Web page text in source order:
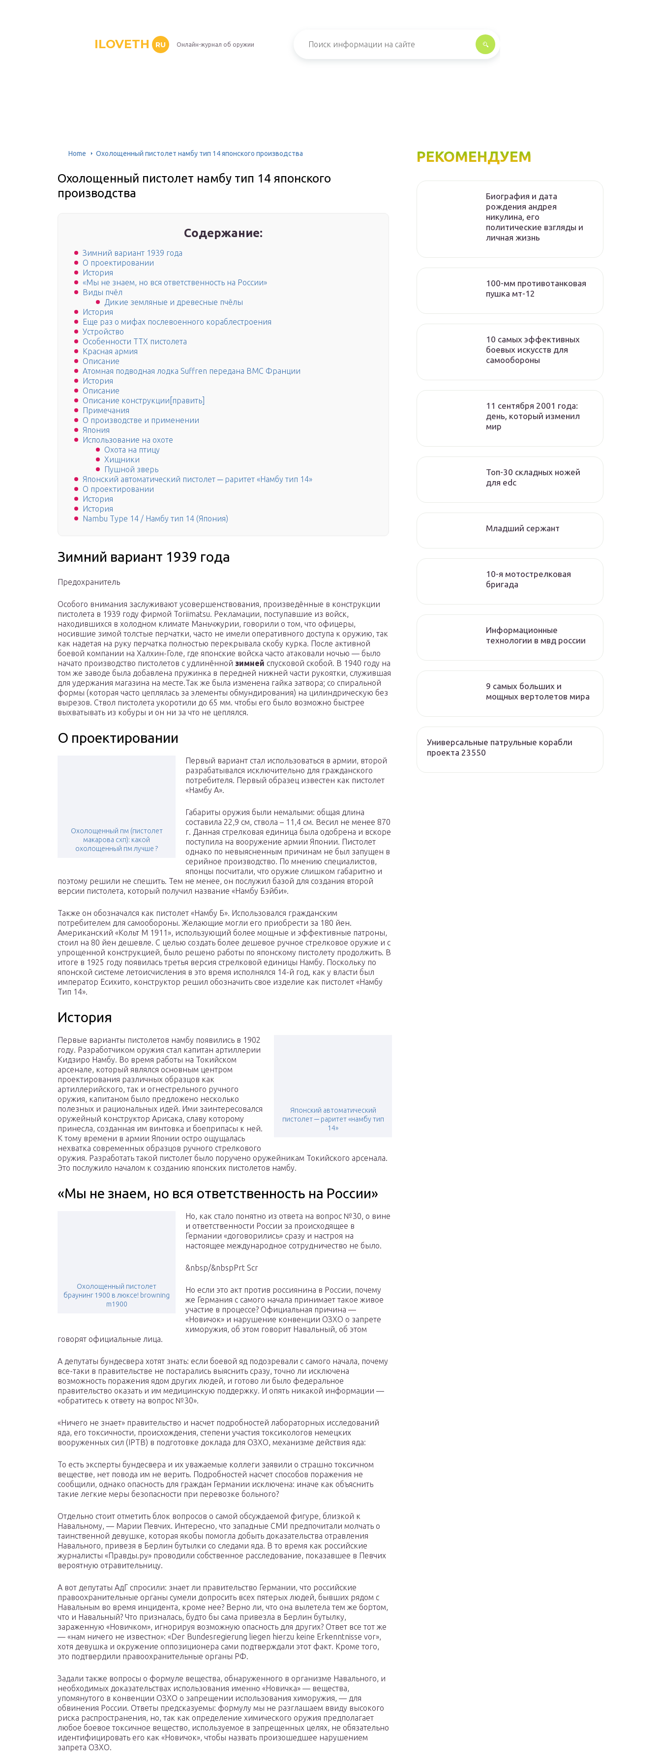
ILOVETH RU Онлайн-журнал об оружии
Home Охолощенный пистолет намбу тип 14 японского производства
Охолощенный пистолет намбу тип 14 японского
производства
Содержание:
Зимний вариант 1939 года
О проектировании
История
«Мы не знаем, но вся ответственность на России»
Виды пчёл
Дикие земляные и древесные пчёлы
История
Еще раз о мифах послевоенного кораблестроения
Устройство
Особенности ТТХ пистолета
Красная армия
Описание
Атомная подводная лодка Suffren передана ВМС Франции
История
Описание
Описание конструкции[править]
Примечания
О производстве и применении
Япония
Использование на охоте
Охота на птицу
Хищники
Пушной зверь
Японский автоматический пистолет ─ раритет «Намбу тип 14»
О проектировании
История
История
Nambu Type 14 / Намбу тип 14 (Япония)
Зимний вариант 1939 года
Предохранитель
Особого внимания заслуживают усовершенствования, произведённые в конструкции
пистолета в 1939 году фирмой Toriimatsu. Рекламации, поступавшие из войск,
находившихся в холодном климате Маньчжурии, говорили о том, что офицеры,
носившие зимой толстые перчатки, часто не имели оперативного доступа к оружию, так
как надетая на руку перчатка полностью перекрывала скобу курка. После активной
боевой компании на Халхин-Голе, где японские войска часто атаковали ночью — было
начато производство пистолетов с удлинённой зимней спусковой скобой. В 1940 году на
том же заводе была добавлена пружинка в передней нижней части рукоятки, служившая
для удержания магазина на месте.Так же была изменена гайка затвора; со спиральной
формы (которая часто цеплялась за элементы обмундирования) на цилиндрическую без
вырезов. Ствол пистолета укоротили до 65 мм. чтобы его было возможно быстрее
выхватывать из кобуры и он ни за что не цеплялся.
О проектировании
Охолощенный пм (пистолет
макарова схп): какой
охолощенный пм лучше ?
Первый вариант стал использоваться в армии, второй
разрабатывался исключительно для гражданского
потребителя. Первый образец известен как пистолет
«Намбу А».
Габариты оружия были немалыми: общая длина
составила 22,9 см, ствола – 11,4 см. Весил не менее 870
г. Данная стрелковая единица была одобрена и вскоре
поступила на вооружение армии Японии. Пистолет
однако по невыясненным причинам не был запущен в
серийное производство. По мнению специалистов,
японцы посчитали, что оружие слишком габаритно и
поэтому решили не спешить. Тем не менее, он послужил базой для создания второй
версии пистолета, который получил название «Намбу Бэйби».
Также он обозначался как пистолет «Намбу Б». Использовался гражданским
потребителем для самообороны. Желающие могли его приобрести за 180 йен.
Американский «Кольт М 1911», использующий более мощные и эффективные патроны,
стоил на 80 йен дешевле. С целью создать более дешевое ручное стрелковое оружие и с
упрощенной конструкцией, было решено работы по японскому пистолету продолжить. В
итоге в 1925 году появилась третья версия стрелковой единицы Намбу. Поскольку по
японской системе летоисчисления в это время исполнялся 14-й год, как у власти был
император Есихито, конструктор решил обозначить свое изделие как пистолет «Намбу
Тип 14».
История
Японский автоматический
пистолет ─ раритет «намбу тип
14»
Первые варианты пистолетов намбу появились в 1902
году. Разработчиком оружия стал капитан артиллерии
Кидзиро Намбу. Во время работы на Токийском
арсенале, который являлся основным центром
проектирования различных образцов как
артиллерийского, так и огнестрельного ручного
оружия, капитаном было предложено несколько
полезных и рациональных идей. Ими заинтересовался
оружейный конструктор Арисака, славу которому
принесла, созданная им винтовка и боеприпасы к ней.
К тому времени в армии Японии остро ощущалась
нехватка современных образцов ручного стрелкового
оружия. Разработать такой пистолет было поручено оружейникам Токийского арсенала.
Это послужило началом к созданию японских пистолетов намбу.
«Мы не знаем, но вся ответственность на России»
Охолощенный пистолет
браунинг 1900 в люксе! browning
m1900
Но, как стало понятно из ответа на вопрос №30, о вине
и ответственности России за происходящее в
Германии «договорились» сразу и настроя на
настоящее международное сотрудничество не было.
&nbsp/&nbspPrt Scr
Но если это акт против россиянина в России, почему
же Германия с самого начала принимает такое живое
участие в процессе? Официальная причина —
«Новичок» и нарушение конвенции ОЗХО о запрете
химоружия, об этом говорит Навальный, об этом
говорят официальные лица.
А депутаты бундесвера хотят знать: если боевой яд подозревали с самого начала, почему
все-таки в правительстве не постарались выяснить сразу, точно ли исключена
возможность поражения ядом других людей, и готово ли было федеральное
правительство оказать и им медицинскую поддержку. И опять никакой информации —
«обратитесь к ответу на вопрос №30».
«Ничего не знает» правительство и насчет подробностей лабораторных исследований
яда, его токсичности, происхождения, степени участия токсикологов немецких
вооруженных сил (IPTB) в подготовке доклада для ОЗХО, механизме действия яда:
То есть эксперты бундесвера и их уважаемые коллеги заявили о страшно токсичном
веществе, нет повода им не верить. Подробностей насчет способов поражения не
сообщили, однако опасность для граждан Германии исключена: иначе как объяснить
такие легкие меры безопасности при перевозке больного?
Отдельно стоит отметить блок вопросов о самой обсуждаемой фигуре, близкой к
Навальному, — Марии Певчих. Интересно, что западные СМИ предпочитали молчать о
таинственной девушке, которая якобы помогла добыть доказательства отравления
Навального, привезя в Берлин бутылки со следами яда. В то время как российские
журналисты «Правды.ру» проводили собственное расследование, показавшее в Певчих
вероятную отравительницу.
А вот депутаты АдГ спросили: знает ли правительство Германии, что российские
правоохранительные органы сумели допросить всех пятерых людей, бывших рядом с
Навальным во время инцидента, кроме нее? Верно ли, что она вылетела тем же бортом,
что и Навальный? Что призналась, будто бы сама привезла в Берлин бутылку,
зараженную «Новичком», игнорируя возможную опасность для других? Ответ все тот же
— «нам ничего не известно»: «Der Bundesregierung liegen hierzu keine Erkenntnisse vor»,
хотя девушка и окружение оппозиционера сами подтверждали этот факт. Кроме того,
это подтвердили правоохранительные органы РФ.
Задали также вопросы о формуле вещества, обнаруженного в организме Навального, и
необходимых доказательствах использования именно «Новичка» — вещества,
упомянутого в конвенции ОЗХО о запрещении использования химоружия, — для
обвинения России. Ответы предсказуемы: формулу мы не разглашаем ввиду высокого
риска распространения, но, так как определение химического оружия предполагает
любое боевое токсичное вещество, используемое в запрещенных целях, не обязательно
идентифицировать его как «Новичок», чтобы назвать произошедшее нарушением
запрета ОЗХО.
РЕКОМЕНДУЕМ
Биография и дата
рождения андрея
никулина, его
политические взгляды и
личная жизнь
100-мм противотанковая
пушка мт-12
10 самых эффективных
боевых искусств для
самообороны
11 сентября 2001 года:
день, который изменил
мир
Топ-30 складных ножей
для edc
Младший сержант
10-я мотострелковая
бригада
Информационные
технологии в мвд россии
9 самых больших и
мощных вертолетов мира
Универсальные патрульные корабли
проекта 23550